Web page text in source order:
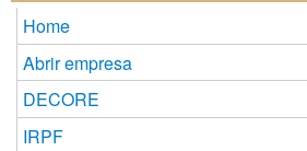
Home
Abrir empresa
DECORE
IRPF